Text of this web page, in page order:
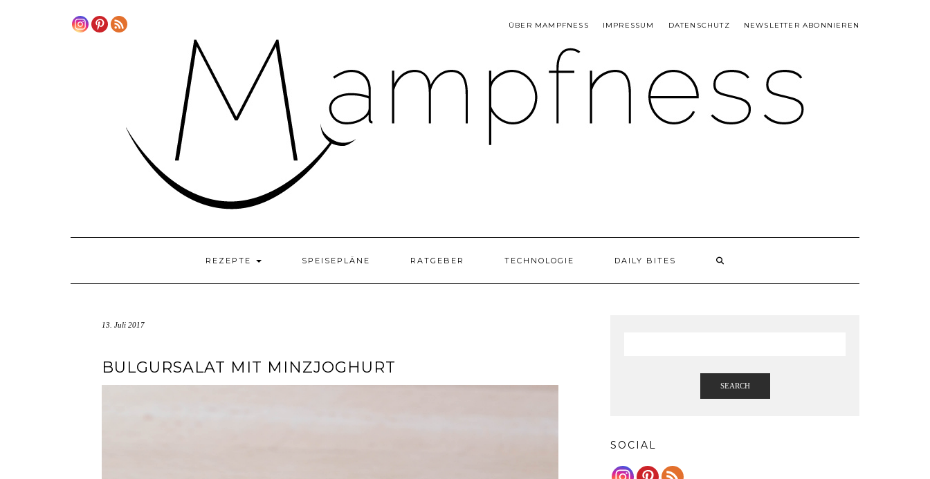
ÜBER MAMPFNESS IMPRESSUM DATENSCHUTZ NEWSLETTER ABONNIEREN
REZEPTE SPEISEPLÄNE RATGEBER TECHNOLOGIE DAILY BITES
13. Juli 2017
BULGURSALAT MIT MINZJOGHURT
SEARCH
SOCIAL